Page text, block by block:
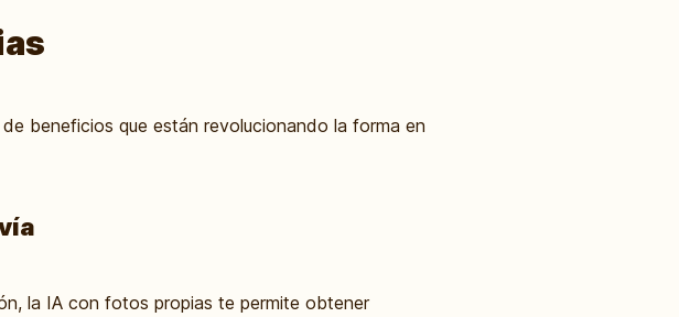
beneficios que están revolucionando la forma en
la IA con fotos propias te permite obtener